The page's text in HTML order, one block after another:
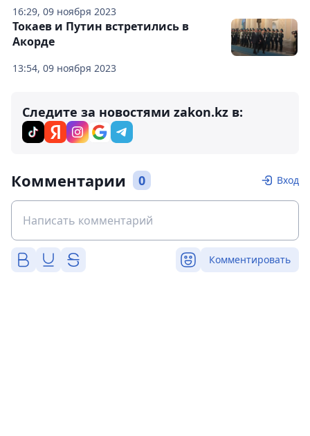
16:29, 09 ноября 2023
13:54, 09 ноября 2023
Токаев и Путин встретились в
Акорде
Следите за новостями zakon.kz в:
Комментарии 0 Вход
Комментировать